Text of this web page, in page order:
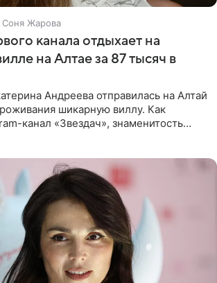
Соня Жарова
канала отдыхает на
на Алтае за 87 тысяч в
Андреева отправилась на Алтай
шикарную виллу. Как
канал «Звездач», знаменитость